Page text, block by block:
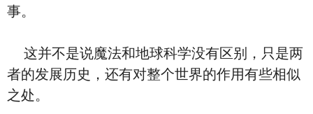
事。
这并不是说魔法和地球科学没有区别，只是两
者的发展历史，还有对整个世界的作用有些相似
之处。